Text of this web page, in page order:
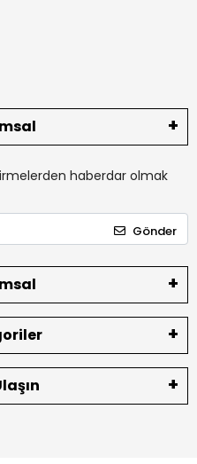
haberdar olmak
Gönder